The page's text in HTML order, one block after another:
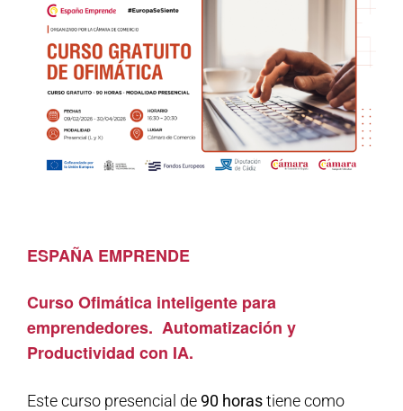
ESPAÑA EMPRENDE
Curso Ofimática inteligente para
emprendedores. Automatización y
Productividad con IA.
Este curso presencial de 90 horastiene como